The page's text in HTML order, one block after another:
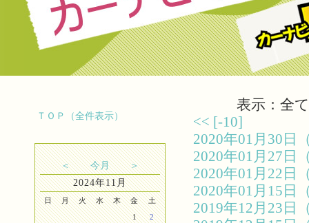
ＴＯＰ（全件表示）
＜ 今月
＞
2024年11月
日 月 火 水 木 金
土
1
2
表示：全て
<< [-10]
2020年01月30
2020年01月27
2020年01月22
2020年01月15
2019年12月23